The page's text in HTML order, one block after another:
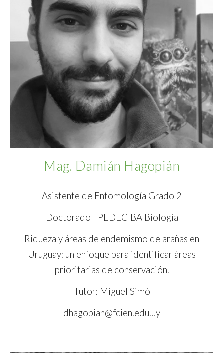
Mag. Damián Hagopián
Asistente de Entomología Grado 2
Doctorado - PEDECIBA Biología
Riqueza y áreas de endemismo de arañas en
Uruguay: un enfoque para identificar áreas
prioritarias de conservación.
Tutor: Miguel Simó
dhagopian@fcien.edu.uy